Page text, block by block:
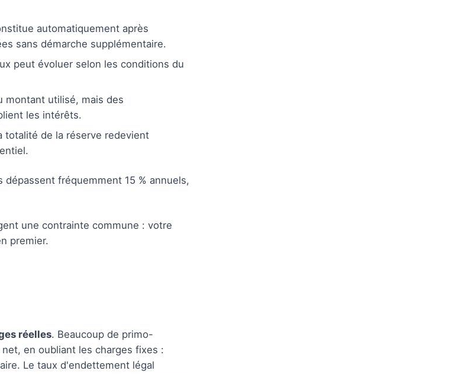
automatiquement après
sans démarche supplémentaire.
peut évoluer selon les conditions du
montant utilisé, mais des
les intérêts.
totalité de la réserve redevient
fréquemment 15 % annuels,
une contrainte commune : votre
premier.
réelles. Beaucoup de primo-
en oubliant les charges fixes :
Le taux d'endettement légal